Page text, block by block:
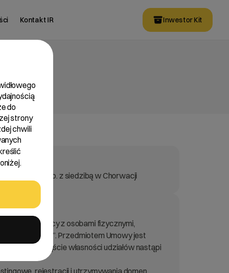
Kontakt IR Inwestor Kit
Avalon d.o.o. z siedzibą w Chorwacji
jako kupujący z osobami fizycznymi,
„Umowa”. Przedmiotem Umowy jest
Umowy przejście własności udziałów nastąpi
rejestracji i utrzymywania domen,
do
strony
chwili